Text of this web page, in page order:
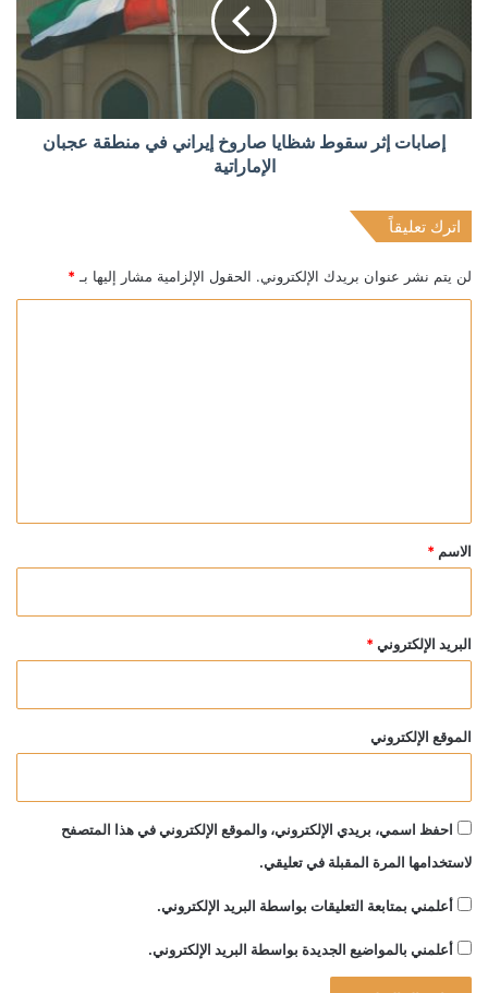
إصابات إثر سقوط شظايا صاروخ إيراني في منطقة عجبان
الإماراتية
اترك تعليقاً
لن يتم نشر عنوان بريدك الإلكتروني. الحقول الإلزامية مشار إليها بـ *
*
الاسم *
البريد الإلكتروني *
الموقع الإلكتروني
احفظ اسمي، بريدي الإلكتروني، والموقع الإلكتروني في هذا المتصفح
لاستخدامها المرة المقبلة في تعليقي.
أعلمني بمتابعة التعليقات بواسطة البريد الإلكتروني.
أعلمني بالمواضيع الجديدة بواسطة البريد الإلكتروني.